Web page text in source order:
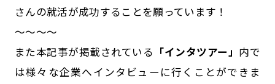
さんの就活が成功することを願っています！
～～～～
また本記事が掲載されている 「インタツアー」 内で
は様々な企業へインタビューに行くことができま